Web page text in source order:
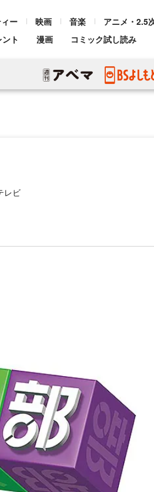
ー 映画 音楽 アニメ・2.5
ト 漫画 コミック試し読み
レビ